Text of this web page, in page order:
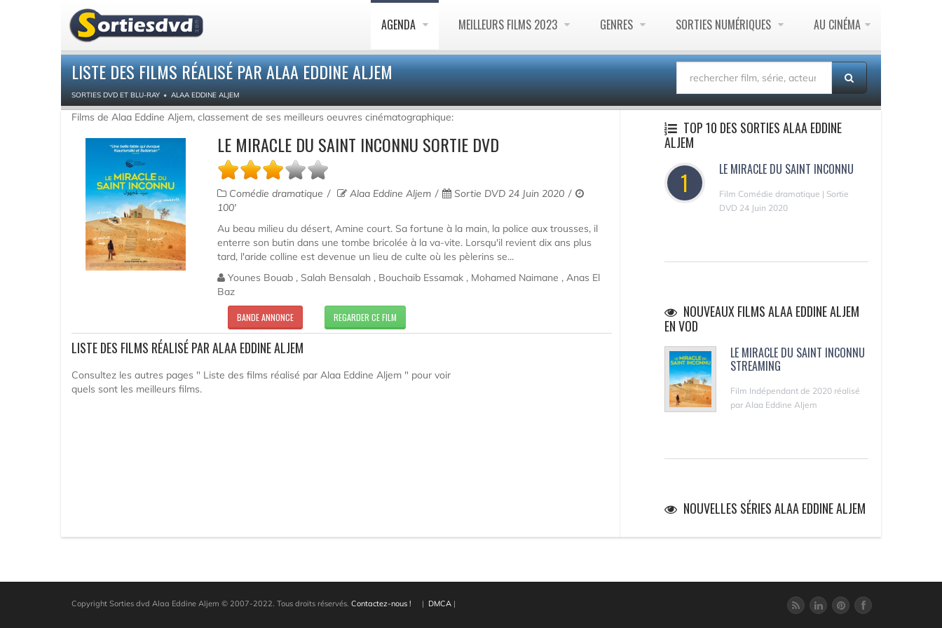
AGENDA MEILLEURS FILMS 2023 GENRES SORTIES NUMÉRIQUES AU CINÉMA
LISTE DES FILMS RÉALISÉ PAR ALAA EDDINE ALJEM
SORTIES DVD ET BLU-RAY ALAA EDDINE ALJEM
Films de Alaa Eddine Aljem, classement de ses meilleurs oeuvres cinématographique:
LE MIRACLE DU SAINT INCONNU SORTIE DVD
Comédie dramatique Alaa Eddine Aljem
Sortie DVD 24 Juin 2020
100'
Au beau milieu du désert, Amine court. Sa fortune à la main, la police aux trousses, il
enterre son butin dans une tombe bricolée à la va-vite. Lorsqu'il revient dix ans plus
tard, l'aride colline est devenue un lieu de culte où les pèlerins se...
Younes Bouab , Salah Bensalah , Bouchaib Essamak , Mohamed Naimane , Anas El
Baz
BANDE ANNONCE REGARDER CE FILM
LISTE DES FILMS RÉALISÉ PAR ALAA EDDINE ALJEM
Consultez les autres pages " Liste des films réalisé par Alaa Eddine Aljem " pour voir
quels sont les meilleurs films.
TOP 10 DES SORTIES ALAA EDDINE
ALJEM
1 LE MIRACLE DU SAINT INCONNU
Film Comédie dramatique | Sortie
DVD 24 Juin 2020
NOUVEAUX FILMS ALAA EDDINE ALJEM
EN VOD
LE MIRACLE DU SAINT INCONNU
STREAMING
Film Indépendant de 2020 réalisé
par Alaa Eddine Aljem
NOUVELLES SÉRIES ALAA EDDINE ALJEM
Copyright Sorties dvd Alaa Eddine Aljem © 2007-2022. Tous droits réservés. Contactez-nous ! | DMCA |